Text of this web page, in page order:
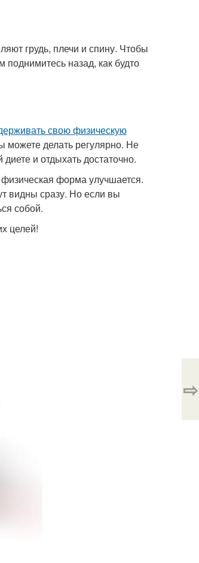
грудь, плечи и спину. Чтобы
поднимитесь назад, как будто
свою физическую
делать регулярно. Не
и отдыхать достаточно.
форма улучшается.
видны сразу. Но если вы
собой.
целей!
⇨